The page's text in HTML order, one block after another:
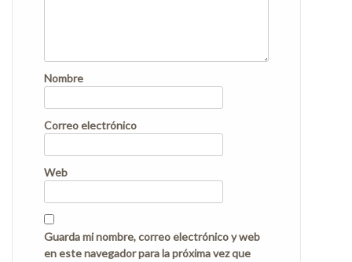
Nombre
Correo electrónico
Web
Guarda mi nombre, correo electrónico y web
en este navegador para la próxima vez que